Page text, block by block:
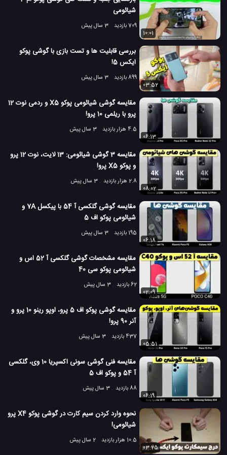
گوشی همراه POCO X2 # موبایل POCO X2
موبایل پوکو X2
5.8 هزار بازدید
7 سال پیش تکنولوژی موبایل ویدئو ویدئو های
شیائومی
709 بازدید
3 سال پیش
10:01
بررسی قابلیت ها و تست بازی با گوشی پوکو
ایکس 5!
899 بازدید
3 سال پیش
03:52
مقایسه گوشی شیائومی پوکو X5 و ردمی نوت 12
پرو با ریلمی 10 پرو!
4.5 هزار بازدید
3 سال پیش
06:13
مقایسه 3 گوشی شیائومی: 13 لایت، نوت 12 پرو
و پوکو X5 پرو!
2.8 هزار بازدید
3 سال پیش
08:02
مقایسه گوشی گلکسی آ 54 با پیکسل 7A و
شیائومی پوکو اف 5
195 بازدید
3 سال پیش
06:18
مقایسه مشخصات گوشی گلکسی آ 52 اس و
شیائومی پوکو سی 40
62 بازدید
3 سال پیش
02:09
مقایسه گوشی پوکو اف 5 پرو، اوپو رینو 10 پرو و
آنر 90 پرو!
437 بازدید
3 سال پیش
05:51
مقایسه فنی گوشی سونی اکسپریا 10 وی، گلکسی
آ 54 و پوکو اف 5
88 بازدید
3 سال پیش
06:19
نحوه وارد کردن سیم کارت در گوشی پوکو X4 پرو
شیائومی!
10.5 هزار بازدید
2 سال پیش
03:25